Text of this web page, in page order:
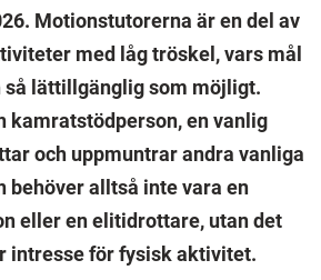
Motionstutorerna är en del av
med låg tröskel, vars mål
så lättillgänglig som möjligt.
kamratstödperson, en vanlig
och uppmuntrar andra vanliga
behöver alltså inte vara en
eller en elitidrottare, utan det
intresse för fysisk aktivitet.